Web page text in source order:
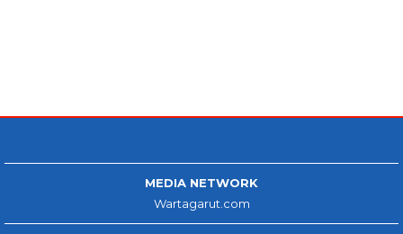
MEDIA NETWORK
Wartagarut.com